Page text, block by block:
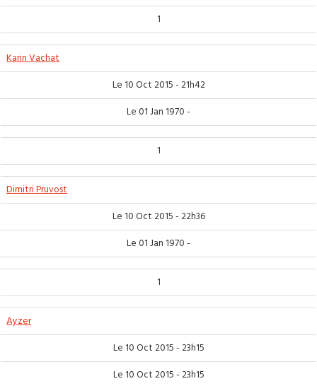
1
Karin Vachat
Le 10 Oct 2015 - 21h42
Le 01 Jan 1970 -
1
Dimitri Pruvost
Le 10 Oct 2015 - 22h36
Le 01 Jan 1970 -
1
Ayzer
Le 10 Oct 2015 - 23h15
Le 10 Oct 2015 - 23h15